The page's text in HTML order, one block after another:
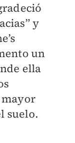
y
un
ella
suelo.